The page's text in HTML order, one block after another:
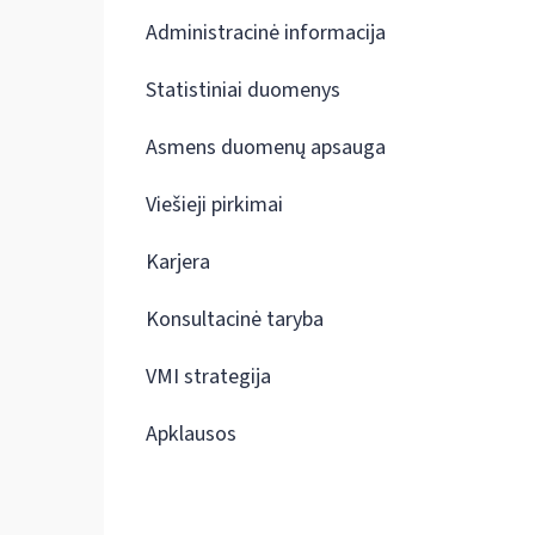
Administracinė informacija
Statistiniai duomenys
Asmens duomenų apsauga
Viešieji pirkimai
Karjera
Konsultacinė taryba
VMI strategija
Apklausos